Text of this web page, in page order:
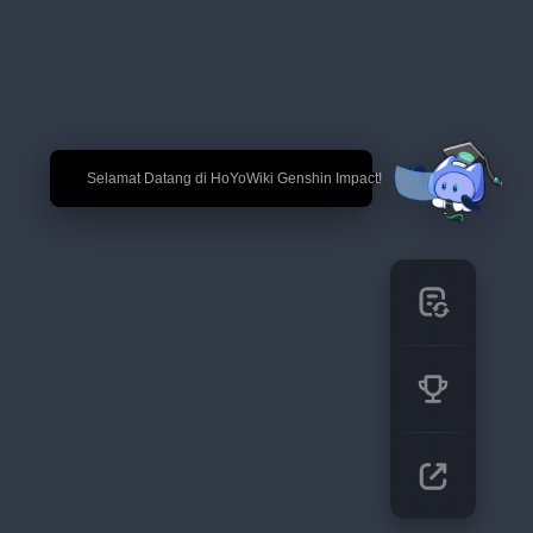
🎉 Selamat Datang di HoYoWiki Genshin Impact!